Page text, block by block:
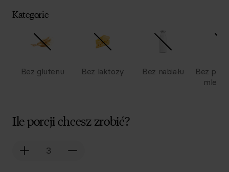
Kategorie
Bez glutenu Bez laktozy Bez nabiału
Bez
Ile porcji chcesz zrobić?